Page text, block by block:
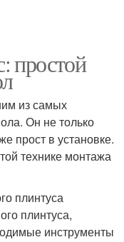
простой
из самых
Он не только
прост в установке.
технике монтажа
плинтуса
плинтуса,
инструменты